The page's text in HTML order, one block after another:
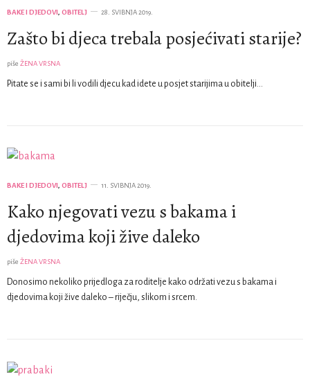
BAKE I DJEDOVI, OBITELJ 28. SVIBNJA 2019.
Zašto bi djeca trebala posjećivati starije?
piše ŽENA VRSNA
Pitate se i sami bi li vodili djecu kad idete u posjet starijima u obitelji…
BAKE I DJEDOVI, OBITELJ 11. SVIBNJA 2019.
Kako njegovati vezu s bakama i
djedovima koji žive daleko
piše ŽENA VRSNA
Donosimo nekoliko prijedloga za roditelje kako održati vezu s bakama i
djedovima koji žive daleko – riječju, slikom i srcem.